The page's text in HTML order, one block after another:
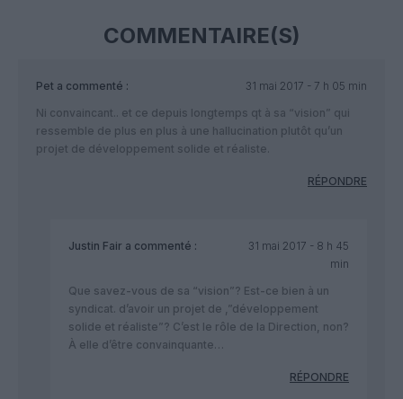
COMMENTAIRE(S)
Pet a commenté :
31 mai 2017 - 7 h 05 min
Ni convaincant.. et ce depuis longtemps qt à sa “vision” qui
ressemble de plus en plus à une hallucination plutôt qu’un
projet de développement solide et réaliste.
RÉPONDRE
Justin Fair a commenté :
31 mai 2017 - 8 h 45
min
Que savez-vous de sa “vision”? Est-ce bien à un
syndicat. d’avoir un projet de ,”développement
solide et réaliste”? C’est le rôle de la Direction, non?
À elle d’être convainquante…
RÉPONDRE